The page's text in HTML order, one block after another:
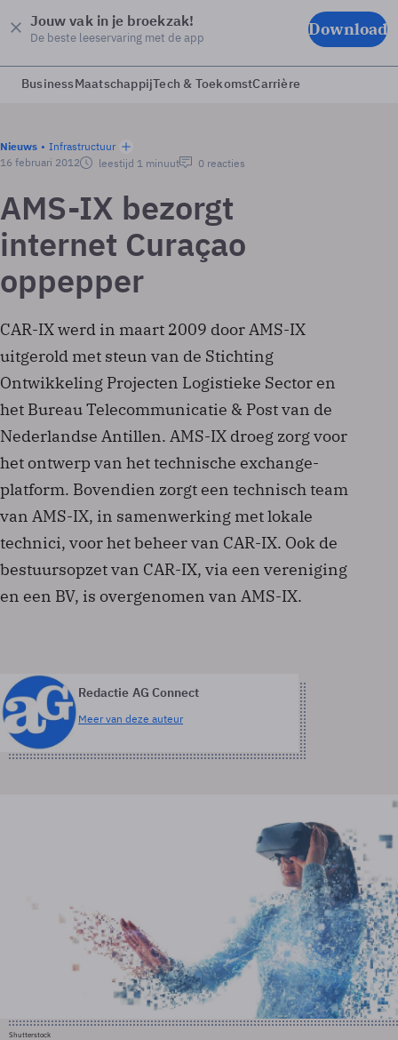
Jouw vak in je broekzak!
De beste leeservaring met de app Download
BusinessMaatschappijTech & ToekomstCarrière
Nieuws
Infrastructuur
16 februari 2012
leestijd 1 minuut 0 reacties
AMS-IX bezorgt
internet Curaçao
oppepper
CAR-IX werd in maart 2009 door AMS-IX
uitgerold met steun van de Stichting
Ontwikkeling Projecten Logistieke Sector en
het Bureau Telecommunicatie & Post van de
Nederlandse Antillen. AMS-IX droeg zorg voor
het ontwerp van het technische exchange-
platform. Bovendien zorgt een technisch team
van AMS-IX, in samenwerking met lokale
technici, voor het beheer van CAR-IX. Ook de
bestuursopzet van CAR-IX, via een vereniging
en een BV, is overgenomen van AMS-IX.
Redactie AG Connect
Meer van deze auteur
Shutterstock